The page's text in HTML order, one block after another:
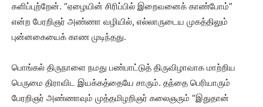
களிப்புற்றேன். “ஏழையின் சிரிப்பில் இறைவனைக் காண்போம்”
என்ற பேரறிஞர் அண்ணா வழியில், எல்லாருடைய முகத்திலும்
புன்னகையைக் காண முடிந்தது.
பொங்கல் திருநாளை நமது பண்பாட்டுத் திருவிழாவாக மாற்றிய
பெருமை திராவிட இயக்கத்தையே சாரும். தந்தை பெரியாரும்
பேரறிஞர் அண்ணாவும் முத்தமிழறிஞர் கலைஞரும் “இதுதான்